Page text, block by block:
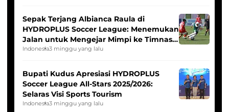
Sepak Terjang Albianca Raula di
HYDROPLUS Soccer League: Menemukan
Jalan untuk Mengejar Mimpi ke Timnas
Indonesia Putri
Indonesia3 minggu yang lalu
Bupati Kudus Apresiasi HYDROPLUS
Soccer League All-Stars 2025/2026:
Selaras Visi Sports Tourism
Indonesia3 minggu yang lalu